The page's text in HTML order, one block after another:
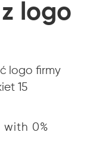
logo
logo firmy
15
with 0%